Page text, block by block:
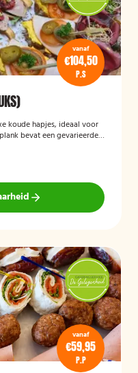
vanaf
€104,50
P.S
koude hapjes, ideaal voor
bevat een gevarieerde
direct kunnen
vanaf
€59,95
P.P